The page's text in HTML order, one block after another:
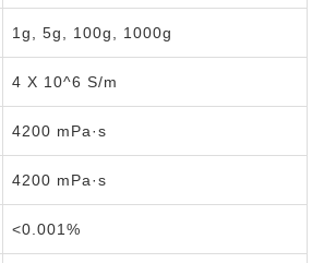
1g, 5g, 100g, 1000g
4 X 10^6 S/m
4200 mPa·s
4200 mPa·s
<0.001%